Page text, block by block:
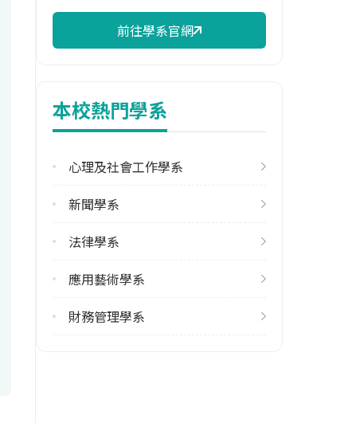
前往學系官網
本校熱門學系
心理及社會工作學系
新聞學系
法律學系
應用藝術學系
財務管理學系